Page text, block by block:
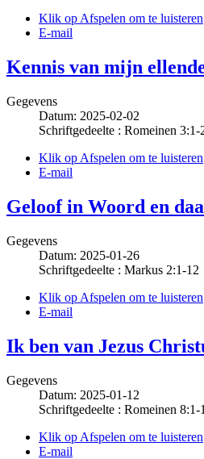
Klik op Afspelen om te luisteren
E-mail
Kennis van mijn
Gegevens
Datum: 2025-02-02
Schriftgedeelte : Romeinen 3:1-
Klik op Afspelen om te luisteren
E-mail
Geloof in Woord en
Gegevens
Datum: 2025-01-26
Schriftgedeelte : Markus 2:1-12
Klik op Afspelen om te luisteren
E-mail
Ik ben van Jezus
Gegevens
Datum: 2025-01-12
Schriftgedeelte : Romeinen 8:1-
Klik op Afspelen om te luisteren
E-mail